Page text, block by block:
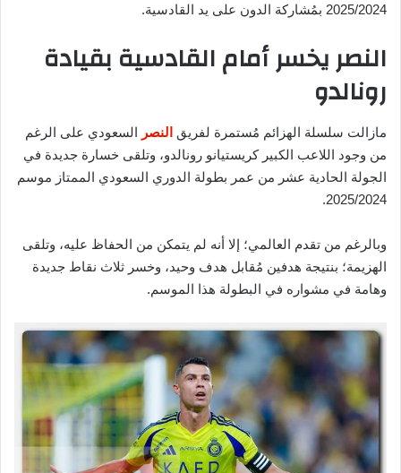
2025/2024 بمُشاركة الدون على يد القادسية.
النصر يخسر أمام القادسية بقيادة
رونالدو
مازالت سلسلة الهزائم مُستمرة لفريق النصر
السعودي على الرغم
من وجود اللاعب الكبير كريستيانو رونالدو، وتلقى خسارة جديدة في
الجولة الحادية عشر من عمر بطولة الدوري السعودي الممتاز موسم
2025/2024.
وبالرغم من تقدم العالمي؛ إلا أنه لم يتمكن من الحفاظ عليه، وتلقى
الهزيمة؛ بنتيجة هدفين مُقابل هدف وحيد، وخسر ثلاث نقاط جديدة
وهامة في مشواره في البطولة هذا الموسم.